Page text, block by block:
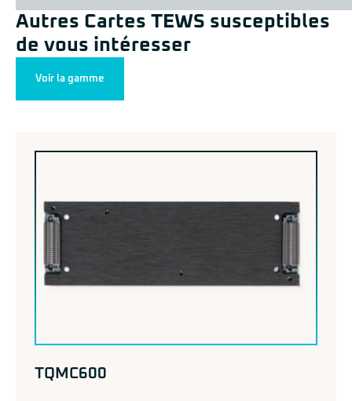
Autres Cartes TEWS susceptibles
de vous intéresser
Voir la gamme
TQMC600